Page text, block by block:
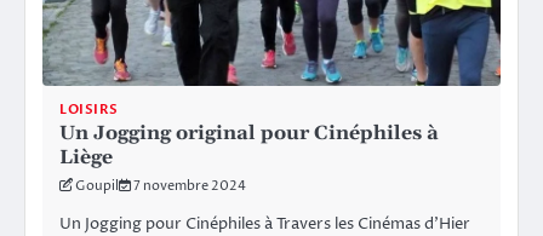
LOISIRS
Un Jogging original pour Cinéphiles à
Liège
Goupil 7 novembre 2024
Un Jogging pour Cinéphiles à Travers les Cinémas d’Hier